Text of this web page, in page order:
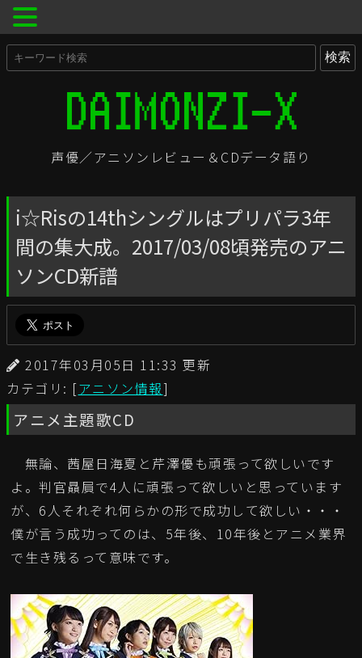
声優／アニソンレビュー＆CDデータ語り
i☆Risの14thシングルはプリパラ3年
間の集大成。2017/03/08頃発売のアニ
ソンCD新譜
2017年03月05日 11:33 更新
カテゴリ: [アニソン情報]
アニメ主題歌CD
無論、茜屋日海夏と芹澤優も頑張って欲しいです
よ。判官贔屓で4人に頑張って欲しいと思っています
が、6人それぞれ何らかの形で成功して欲しい・・・
僕が言う成功ってのは、5年後、10年後とアニメ業界
で生き残るって意味です。